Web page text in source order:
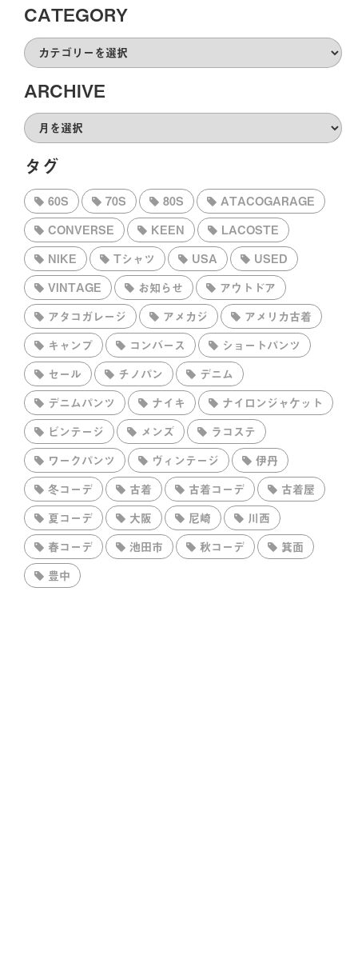
CATEGORY
CATEGORY
ARCHIVE
ARCHIVE
タグ
60S 70S 80S
ATACOGARAGE
CONVERSE
KEEN
LACOSTE
NIKE
Tシャツ USA
USED
VINTAGE
お知らせ
アウトドア
アタコガレージ
アメカジ
アメリカ古着
キャンプ
コンバース
ショートパンツ
セール
チノパン
デニム
デニムパンツ
ナイキ
ナイロンジャケット
ビンテージ
メンズ
ラコステ
ワークパンツ
ヴィンテージ
伊丹
冬コーデ
古着 古着コーデ
古着屋
夏コーデ
大阪 尼崎
川西
春コーデ
池田市 秋コーデ
箕面
豊中